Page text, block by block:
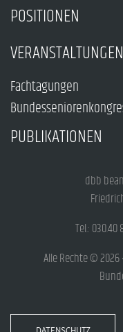
POSITIONEN
VERANSTALTUNGEN
Fachtagungen
PUBLIKATIONEN
dbb
Tel.: 030.40
Alle Rechte ©